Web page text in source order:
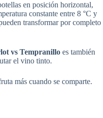
en posición horizontal,
constante entre 8 °C y
transformar por completo
vs Tempranillo es también
el vino tinto.
más cuando se comparte.